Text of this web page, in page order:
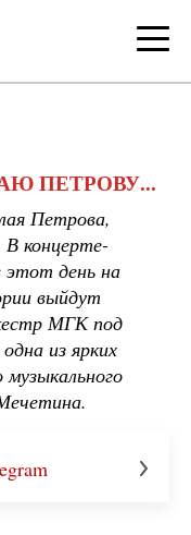
ПЕТРОВУ...
Петрова,
концерте-
день на
выйдут
МГК под
из ярких